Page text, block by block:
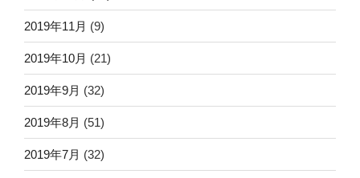
2019年11月 (9)
2019年10月 (21)
2019年9月 (32)
2019年8月 (51)
2019年7月 (32)